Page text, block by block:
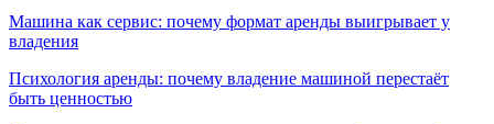
Машина как сервис: почему формат аренды выигрывает у
владения
Психология аренды: почему владение машиной перестаёт
быть ценностью